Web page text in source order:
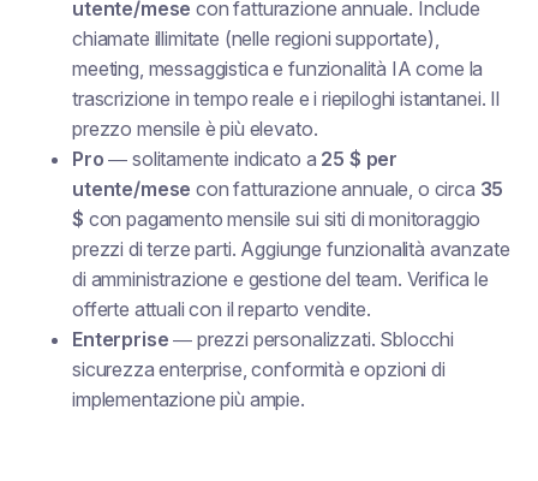
utente/mese con fatturazione annuale. Include
chiamate illimitate (nelle regioni supportate),
meeting, messaggistica e funzionalità IA come la
trascrizione in tempo reale e i riepiloghi istantanei. Il
prezzo mensile è più elevato.
Pro — solitamente indicato a 25 $ per
utente/mese con fatturazione annuale, o circa 35
$ con pagamento mensile sui siti di monitoraggio
prezzi di terze parti. Aggiunge funzionalità avanzate
di amministrazione e gestione del team. Verifica le
offerte attuali con il reparto vendite.
Enterprise — prezzi personalizzati. Sblocchi
sicurezza enterprise, conformità e opzioni di
implementazione più ampie.